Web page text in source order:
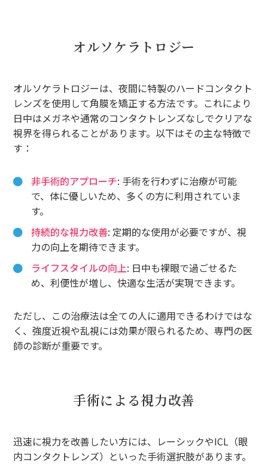
オルソケラトロジー
オルソケラトロジーは、夜間に特製のハードコンタクト
レンズを使用して角膜を矯正する方法です。これにより
日中はメガネや通常のコンタクトレンズなしでクリアな
視界を得られることがあります。以下はその主な特徴で
す：
非手術的アプローチ: 手術を行わずに治療が可能
で、体に優しいため、多くの方に利用されていま
す。
持続的な視力改善: 定期的な使用が必要ですが、視
力の向上を期待できます。
ライフスタイルの向上: 日中も裸眼で過ごせるた
め、利便性が増し、快適な生活が実現できます。
ただし、この治療法は全ての人に適用できるわけではな
く、強度近視や乱視には効果が限られるため、専門の医
師の診断が重要です。
手術による視力改善
迅速に視力を改善したい方には、レーシックやICL（眼
内コンタクトレンズ）といった手術選択肢があります。